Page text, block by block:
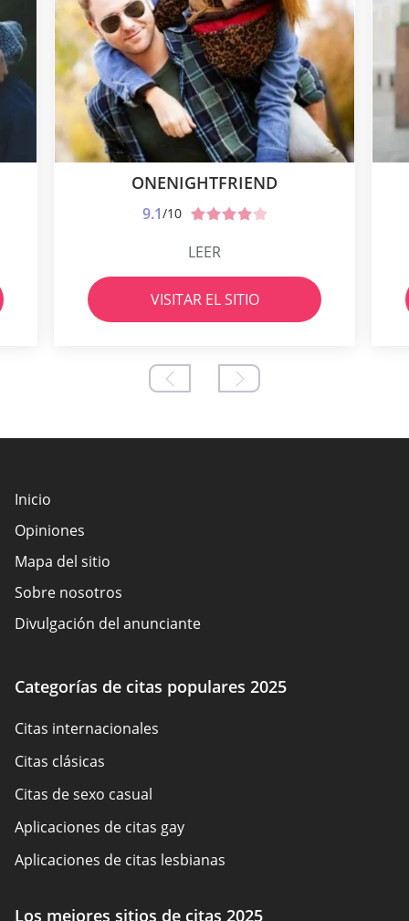
ONENIGHTFRIEND
9.1/10
LEER
VISITAR EL SITIO
Inicio
Opiniones
Mapa del sitio
Sobre nosotros
Divulgación del anunciante
Política de cookies
Categorías de citas populares 2025
Citas internacionales
Citas clásicas
Citas de sexo casual
Aplicaciones de citas gay
Aplicaciones de citas lesbianas
Los mejores sitios de citas 2025